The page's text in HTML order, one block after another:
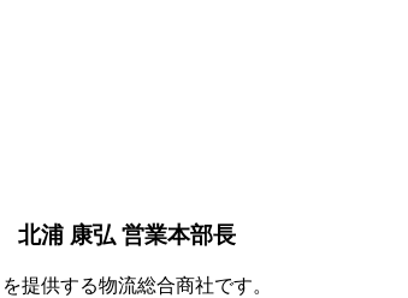
北浦 康弘 営業本部長
提供する物流総合商社です。